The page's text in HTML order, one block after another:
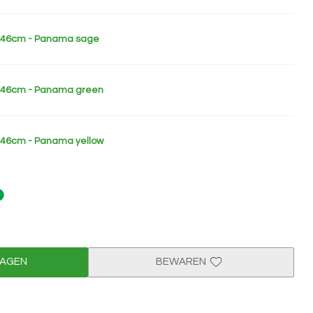
- Panama sage
- Panama green
- Panama yellow
BEWAREN